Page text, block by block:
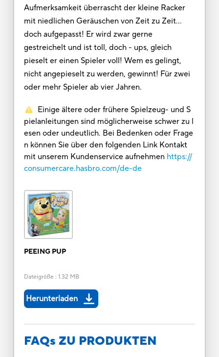
Aufmerksamkeit überrascht der kleine Racker
mit niedlichen Geräuschen von Zeit zu Zeit...
doch aufgepasst! Er wird zwar gerne
gestreichelt und ist toll, doch - ups, gleich
pieselt er einen Spieler voll! Wem es gelingt,
nicht angepieselt zu werden, gewinnt! Für zwei
oder mehr Spieler ab vier Jahren.
Einige ältere oder frühere Spielzeug- und S
pielanleitungen sind möglicherweise schwer zu l
esen oder undeutlich. Bei Bedenken oder Frage
n können Sie über den folgenden Link Kontakt
mit unserem Kundenservice aufnehmen https://
consumercare.hasbro.com/de-de
PEEING PUP
Dateigröße : 1.32 MB
Herunterladen
FAQs ZU PRODUKTEN